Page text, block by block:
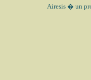
Airesis � un